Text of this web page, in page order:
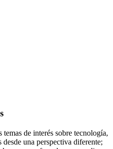
de interés sobre tecnología,
una perspectiva diferente;